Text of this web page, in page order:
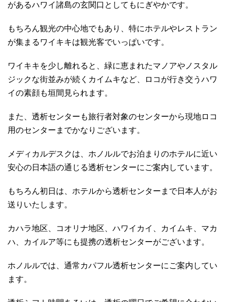
があるハワイ諸島の玄関口としてもにぎやかです。
もちろん観光の中心地でもあり、特にホテルやレストラン
が集まるワイキキは観光客でいっぱいです。
ワイキキを少し離れると、緑に恵まれたマノアやノスタル
ジックな街並みが続くカイムキなど、ロコが行き交うハワ
イの素顔も垣間見られます。
また、透析センターも旅行者対象のセンターから現地ロコ
用のセンターまでかなりございます。
メディカルデスクは、ホノルルでお泊まりのホテルに近い
安心の日本語の通じる透析センターにご案内しています。
もちろん初日は、ホテルから透析センターまで日本人がお
送りいたします。
カハラ地区、コオリナ地区、ハワイカイ、カイムキ、マカ
ハ、カイルア等にも提携の透析センターがございます。
ホノルルでは、通常カパフル透析センターにご案内してい
ます。